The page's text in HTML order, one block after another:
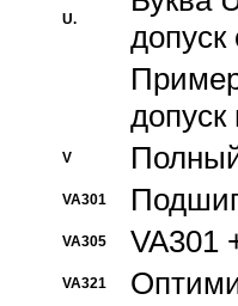
U.
V
VA301
VA305 VA301
VA321